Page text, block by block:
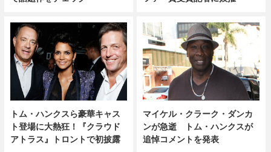
トム・ハンクスら豪華キャス
ト登場に大熱狂！『クラウド
アトラス』トロントで初披露
マイケル・クラーク・ダンカ
ンが急逝 トム・ハンクスが
追悼コメントを発表